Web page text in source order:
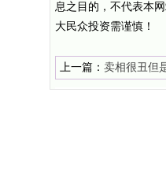
息之目的，不代表本
大民众投资需谨慎！
上一篇： 卖相很丑但
5元管饱？几